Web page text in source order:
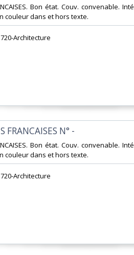
Bon état. Couv. convenable.
couleur dans et hors texte.‎
Architecture‎
FRANCAISES N° -‎
Bon état. Couv. convenable.
couleur dans et hors texte.‎
Architecture‎